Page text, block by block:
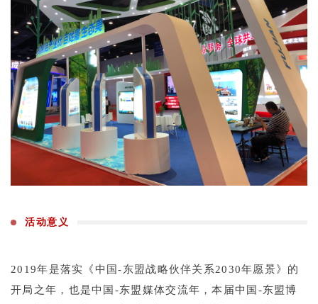
活动意义
2019年是落实《中国-东盟战略伙伴关系2030年愿景》的
开局之年，也是中国-东盟媒体交流年，本届中国-东盟博